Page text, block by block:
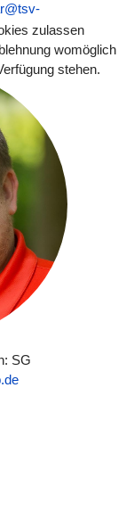
SG
zulassen
womöglich
stehen.